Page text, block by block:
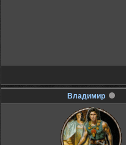
Владимир